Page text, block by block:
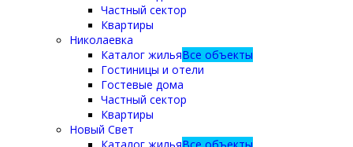
Частный сектор
Квартиры
Николаевка
Каталог жильяВсе объекты
Гостиницы и отели
Гостевые дома
Частный сектор
Квартиры
Новый Свет